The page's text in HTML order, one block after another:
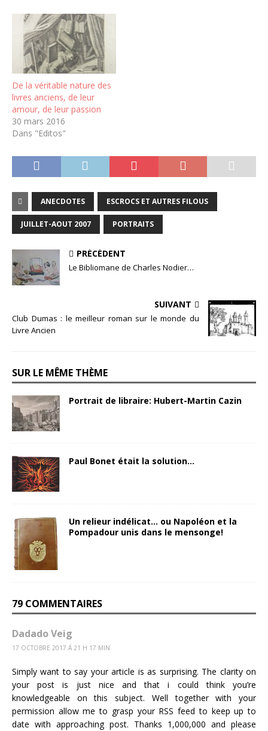
De la véritable nature des
livres anciens, de leur
amour, de leur passion
30 mars 2016
Dans "Editos"
ANECDOTES ESCROCS ET AUTRES FILOUS
JUILLET-AOUT 2007 PORTRAITS
PRÉCÉDENT
Le Bibliomane de Charles Nodier…
SUIVANT
Club Dumas : le meilleur roman sur le monde du
Livre Ancien
SUR LE MÊME THÈME
Portrait de libraire: Hubert-Martin Cazin
Paul Bonet était la solution…
Un relieur indélicat… ou Napoléon et la
Pompadour unis dans le mensonge!
79 COMMENTAIRES
Dadado Veig
17 OCTOBRE 2017 Á 21 H 17 MIN
Simply want to say your article is as surprising. The clarity on
your post is just nice and that i could think you’re
knowledgeable on this subject. Well together with your
permission allow me to grasp your RSS feed to keep up to
date with approaching post. Thanks 1,000,000 and please